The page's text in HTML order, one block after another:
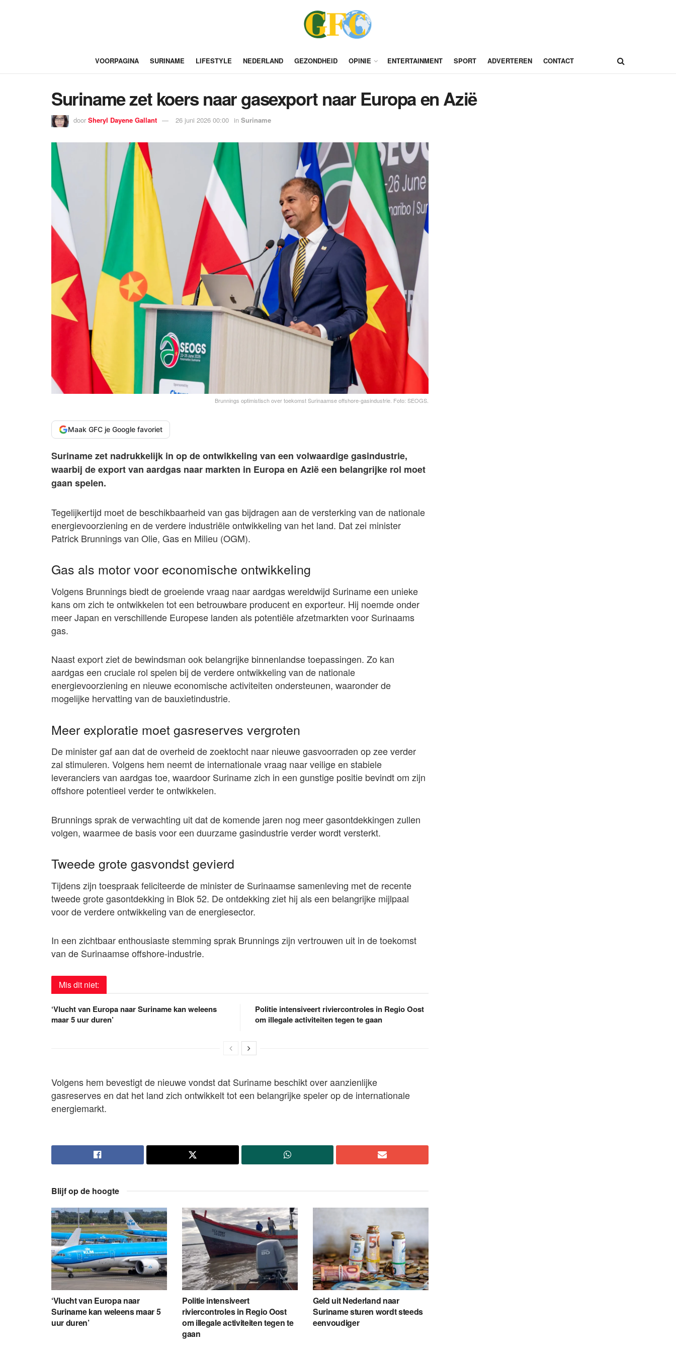
VOORPAGINA SURINAME LIFESTYLE NEDERLAND GEZONDHEID OPINIE ENTERTAINMENT SPORT ADVERTEREN CONTACT
Suriname zet koers naar gasexport naar Europa en Azië
door Sheryl Dayene Gallant 26 juni 2026 00:00 in Suriname
Brunnings optimistisch over toekomst Surinaamse offshore-gasindustrie. Foto: SEOGS.
Maak GFC je Google favoriet
Suriname zet nadrukkelijk in op de ontwikkeling van een volwaardige gasindustrie,
waarbij de export van aardgas naar markten in Europa en Azië een belangrijke rol moet
gaan spelen.
Tegelijkertijd moet de beschikbaarheid van gas bijdragen aan de versterking van de nationale
energievoorziening en de verdere industriële ontwikkeling van het land. Dat zei minister
Patrick Brunnings van Olie, Gas en Milieu (OGM).
Gas als motor voor economische ontwikkeling
Volgens Brunnings biedt de groeiende vraag naar aardgas wereldwijd Suriname een unieke
kans om zich te ontwikkelen tot een betrouwbare producent en exporteur. Hij noemde onder
meer Japan en verschillende Europese landen als potentiële afzetmarkten voor Surinaams
gas.
Naast export ziet de bewindsman ook belangrijke binnenlandse toepassingen. Zo kan
aardgas een cruciale rol spelen bij de verdere ontwikkeling van de nationale
energievoorziening en nieuwe economische activiteiten ondersteunen, waaronder de
mogelijke hervatting van de bauxietindustrie.
Meer exploratie moet gasreserves vergroten
De minister gaf aan dat de overheid de zoektocht naar nieuwe gasvoorraden op zee verder
zal stimuleren. Volgens hem neemt de internationale vraag naar veilige en stabiele
leveranciers van aardgas toe, waardoor Suriname zich in een gunstige positie bevindt om zijn
offshore potentieel verder te ontwikkelen.
Brunnings sprak de verwachting uit dat de komende jaren nog meer gasontdekkingen zullen
volgen, waarmee de basis voor een duurzame gasindustrie verder wordt versterkt.
Tweede grote gasvondst gevierd
Tijdens zijn toespraak feliciteerde de minister de Surinaamse samenleving met de recente
tweede grote gasontdekking in Blok 52. De ontdekking ziet hij als een belangrijke mijlpaal
voor de verdere ontwikkeling van de energiesector.
In een zichtbaar enthousiaste stemming sprak Brunnings zijn vertrouwen uit in de toekomst
van de Surinaamse offshore-industrie.
Mis dit niet:
‘Vlucht van Europa naar Suriname kan weleens
maar 5 uur duren’
Politie intensiveert riviercontroles in Regio Oost
om illegale activiteiten tegen te gaan
Volgens hem bevestigt de nieuwe vondst dat Suriname beschikt over aanzienlijke
gasreserves en dat het land zich ontwikkelt tot een belangrijke speler op de internationale
energiemarkt.
Blijf op de hoogte
‘Vlucht van Europa naar
Suriname kan weleens maar 5
uur duren’
Politie intensiveert
riviercontroles in Regio Oost
om illegale activiteiten tegen te
gaan
Geld uit Nederland naar
Suriname sturen wordt steeds
eenvoudiger